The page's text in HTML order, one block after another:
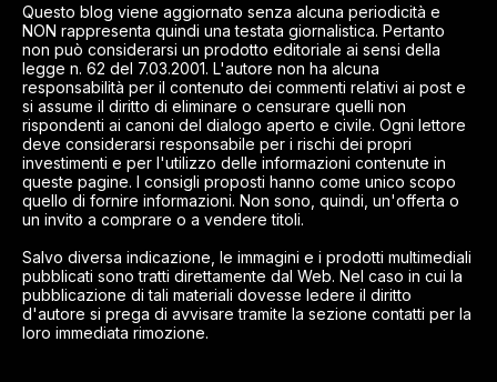
Questo blog viene aggiornato senza alcuna periodicità e
NON rappresenta quindi una testata giornalistica. Pertanto
non può considerarsi un prodotto editoriale ai sensi della
legge n. 62 del 7.03.2001. L'autore non ha alcuna
responsabilità per il contenuto dei commenti relativi ai post e
si assume il diritto di eliminare o censurare quelli non
rispondenti ai canoni del dialogo aperto e civile. Ogni lettore
deve considerarsi responsabile per i rischi dei propri
investimenti e per l'utilizzo delle informazioni contenute in
queste pagine. I consigli proposti hanno come unico scopo
quello di fornire informazioni. Non sono, quindi, un'offerta o
un invito a comprare o a vendere titoli.
Salvo diversa indicazione, le immagini e i prodotti multimediali
pubblicati sono tratti direttamente dal Web. Nel caso in cui la
pubblicazione di tali materiali dovesse ledere il diritto
d'autore si prega di avvisare tramite la sezione contatti per la
loro immediata rimozione.